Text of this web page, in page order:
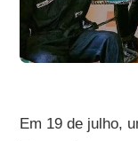
Em 19 de julho,